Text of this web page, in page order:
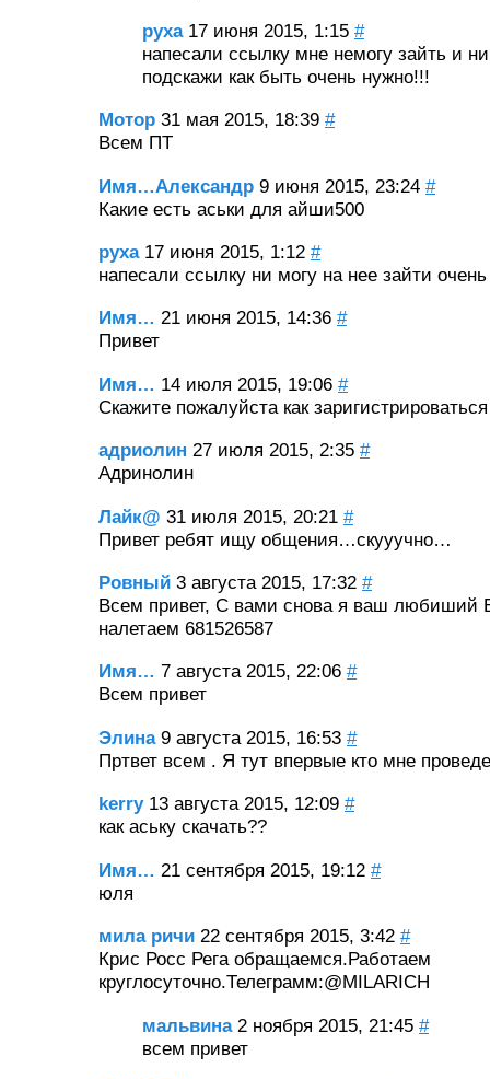
руха 17 июня 2015, 1:15 #
напесали ссылку мне немогу зайть и
подскажи как быть очень нужно!!!
Мотор 31 мая 2015, 18:39 #
Всем ПТ
Имя…Александр 9 июня 2015, 23:24 #
Какие есть аськи для айши500
руха 17 июня 2015, 1:12 #
напесали ссылку ни могу на нее зайти
Имя… 21 июня 2015, 14:36 #
Привет
Имя… 14 июля 2015, 19:06 #
Скажите пожалуйста как
адриолин 27 июля 2015, 2:35 #
Адринолин
Лайк@ 31 июля 2015, 20:21 #
Привет ребят ищу общения…скууучно…
Ровный 3 августа 2015, 17:32 #
Всем привет, С вами снова я ваш любиший
налетаем 681526587
Имя… 7 августа 2015, 22:06 #
Всем привет
Элина 9 августа 2015, 16:53 #
Пртвет всем . Я тут впервые кто мне
kerry 13 августа 2015, 12:09 #
как аську скачать??
Имя… 21 сентября 2015, 19:12 #
юля
мила ричи 22 сентября 2015, 3:42 #
Крис Росс Рега обращаемся.Работаем
круглосуточно.Телеграмм:@MILARICH
мальвина 2 ноября 2015, 21:45 #
всем привет